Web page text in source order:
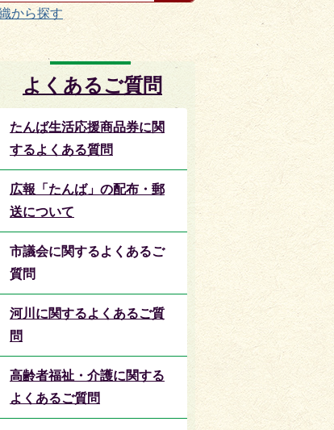
から探す
よくあるご質問
たんば生活応援商品券に関
するよくある質問
広報「たんば」の配布・郵
送について
市議会に関するよくあるご
質問
河川に関するよくあるご質
問
高齢者福祉・介護に関する
よくあるご質問